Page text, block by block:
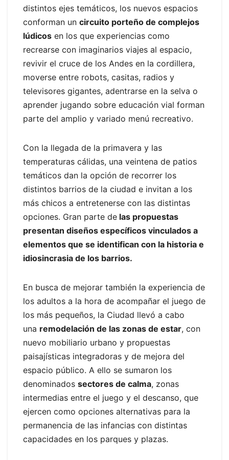
distintos ejes temáticos, los nuevos espacios
conforman un circuito porteño de complejos
lúdicos en los que experiencias como
recrearse con imaginarios viajes al espacio,
revivir el cruce de los Andes en la cordillera,
moverse entre robots, casitas, radios y
televisores gigantes, adentrarse en la selva o
aprender jugando sobre educación vial forman
parte del amplio y variado menú recreativo.
Con la llegada de la primavera y las
temperaturas cálidas, una veintena de patios
temáticos dan la opción de recorrer los
distintos barrios de la ciudad e invitan a los
más chicos a entretenerse con las distintas
opciones. Gran parte de las propuestas
presentan diseños específicos vinculados a
elementos que se identifican con la historia e
idiosincrasia de los barrios.
En busca de mejorar también la experiencia de
los adultos a la hora de acompañar el juego de
los más pequeños, la Ciudad llevó a cabo
una remodelación de las zonas de estar, con
nuevo mobiliario urbano y propuestas
paisajísticas integradoras y de mejora del
espacio público. A ello se sumaron los
denominados sectores de calma, zonas
intermedias entre el juego y el descanso, que
ejercen como opciones alternativas para la
permanencia de las infancias con distintas
capacidades en los parques y plazas.